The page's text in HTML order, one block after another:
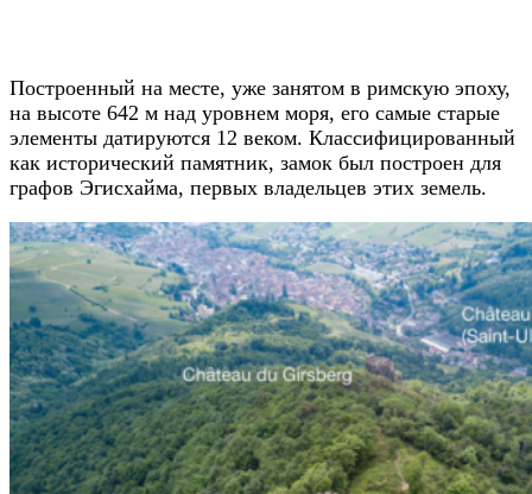
Построенный на месте, уже занятом в римскую эпоху,
на высоте 642 м над уровнем моря, его самые старые
элементы датируются 12 веком. Классифицированный
как исторический памятник, замок был построен для
графов Эгисхайма, первых владельцев этих земель.